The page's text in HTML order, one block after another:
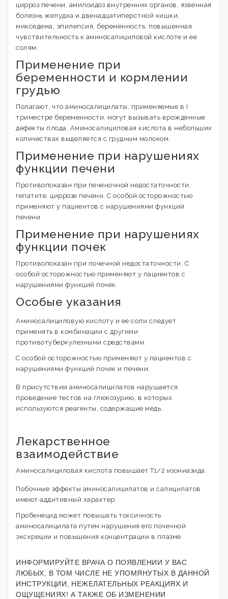
цирроз печени, амилоидоз внутренних органов, язвенная
болезнь желудка и двенадцатиперстной кишки,
микседема, эпилепсия, беременность, повышенная
чувствительность к аминосалициловой кислоте и ее
солям.
Применение при
беременности и кормлении
грудью
Полагают, что аминосалицилаты, применяемые в I
триместре беременности, могут вызывать врожденные
дефекты плода. Аминосалициловая кислота в небольших
количествах выделяется с грудным молоком.
Применение при нарушениях
функции печени
Противопоказан при печеночной недостаточности,
гепатите, циррозе печени. С особой осторожностью
применяют у пациентов с нарушениями функций
печени.
Применение при нарушениях
функции почек
Противопоказан при почечной недостаточности. С
особой осторожностью применяют у пациентов с
нарушениями функций почек.
Особые указания
Аминосалициловую кислоту и ее соли следует
применять в комбинации с другими
противотуберкулезными средствами.
С особой осторожностью применяют у пациентов с
нарушениями функций почек и печени.
В присутствии аминосалицилатов нарушается
проведение тестов на глюкозурию, в которых
используются реагенты, содержащие медь.
Лекарственное
взаимодействие
Аминосалициловая кислота повышает T1/2 изониазида.
Побочные эффекты аминосалицилатов и салицилатов
имеют аддитивный характер.
Пробенецид может повышать токсичность
аминосалицилата путем нарушения его почечной
экскреции и повышения концентрации в плазме.
ИНФОРМИРУЙТЕ ВРАЧА О ПОЯВЛЕНИИ У ВАС
ЛЮБЫХ, В ТОМ ЧИСЛЕ НЕ УПОМЯНУТЫХ В ДАННОЙ
ИНСТРУКЦИИ, НЕЖЕЛАТЕЛЬНЫХ РЕАКЦИЯХ И
ОЩУЩЕНИЯХ! А ТАКЖЕ ОБ ИЗМЕНЕНИИ